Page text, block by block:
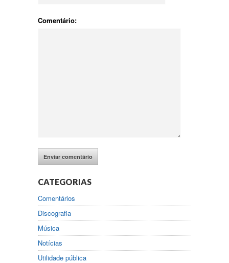
Comentário:
CATEGORIAS
Comentários
Discografia
Música
Notícias
Utilidade pública